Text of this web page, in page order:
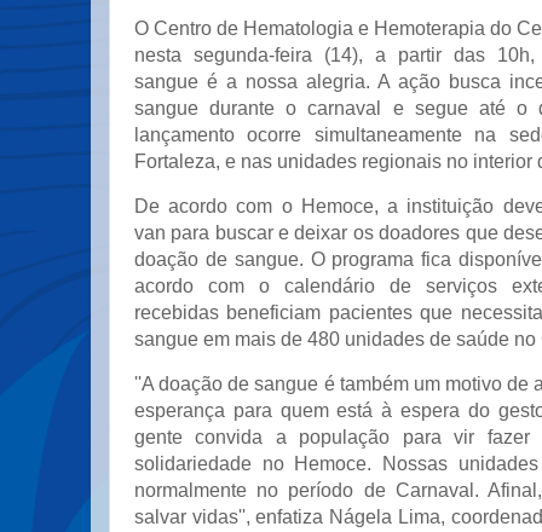
O Centro de Hematologia e Hemoterapia do
nesta segunda-feira (14), a partir das
sangue é a nossa alegria. A ação busca
sangue durante o carnaval e segue até o
lançamento ocorre simultaneamente na
Fortaleza, e nas unidades regionais no interior
De acordo com o Hemoce, a instituição
van para buscar e deixar os doadores que
doação de sangue. O programa fica
acordo com o calendário de serviços
recebidas beneficiam pacientes que
sangue em mais de 480 unidades de saúde no
''A doação de sangue é também um motivo de
esperança para quem está à espera do
gente convida a população para vir
solidariedade no Hemoce. Nossas
normalmente no período de Carnaval.
salvar vidas'', enfatiza Nágela Lima,